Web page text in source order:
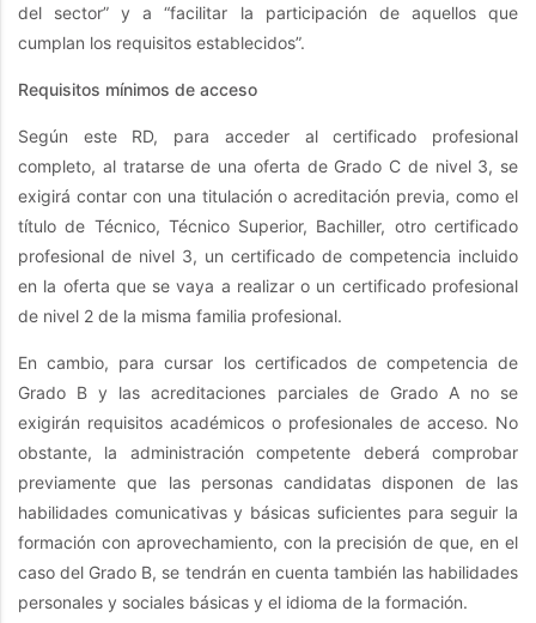
del sector” y a “facilitar la participación de aquellos que
cumplan los requisitos establecidos”.
Requisitos mínimos de acceso
Según este RD, para acceder al certificado profesional
completo, al tratarse de una oferta de Grado C de nivel 3, se
exigirá contar con una titulación o acreditación previa, como el
título de Técnico, Técnico Superior, Bachiller, otro certificado
profesional de nivel 3, un certificado de competencia incluido
en la oferta que se vaya a realizar o un certificado profesional
de nivel 2 de la misma familia profesional.
En cambio, para cursar los certificados de competencia de
Grado B y las acreditaciones parciales de Grado A no se
exigirán requisitos académicos o profesionales de acceso. No
obstante, la administración competente deberá comprobar
previamente que las personas candidatas disponen de las
habilidades comunicativas y básicas suficientes para seguir la
formación con aprovechamiento, con la precisión de que, en el
caso del Grado B, se tendrán en cuenta también las habilidades
personales y sociales básicas y el idioma de la formación.